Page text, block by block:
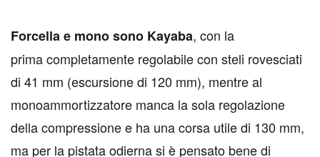
Forcella e mono sono Kayaba, con la
prima completamente regolabile con steli rovesciati
di 41 mm (escursione di 120 mm), mentre al
monoammortizzatore manca la sola regolazione
della compressione e ha una corsa utile di 130 mm,
ma per la pistata odierna si è pensato bene di